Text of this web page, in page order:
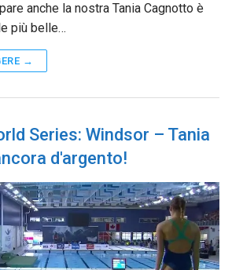
anche la nostra Tania Cagnotto è
più belle…
→
Series: Windsor – Tania
d'argento!